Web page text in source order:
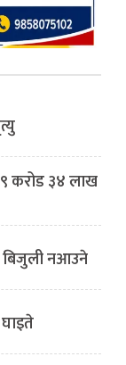
करोड ३४ लाख
बिजुली नआउने